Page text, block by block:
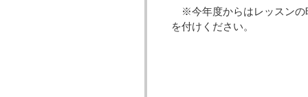
※今年度からはレッスンの
を付けください。